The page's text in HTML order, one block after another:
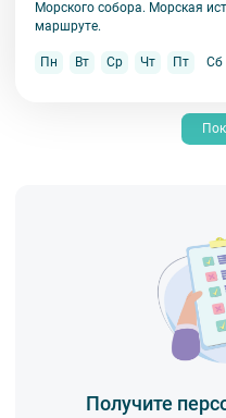
Морского собора. Морская
маршруте.
Пн Вт Ср Чт Пт Сб
Получите